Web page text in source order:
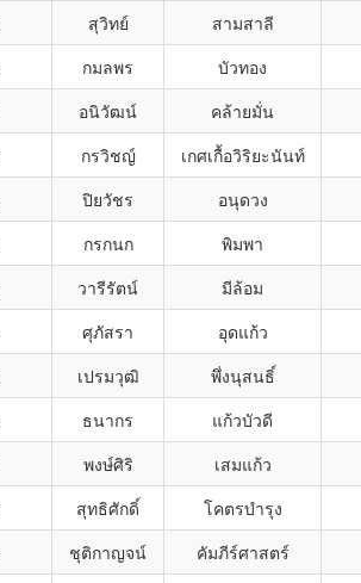
สุวิทย์ สามสาลี
กมลพร บัวทอง
อนิวัฒน์ คล้ายมั่น
กรวิชญ์ เกศเกื้อวิริยะนันท์
ปิยวัชร อนุดวง
กรกนก พิมพา
วารีรัตน์ มีล้อม
ศุภัสรา อุดแก้ว
เปรมวุฒิ พึ่งนุสนธิ์
ธนากร แก้วบัวดี
พงษ์ศิริ เสมแก้ว
สุทธิศักดิ์ โคตรบำรุง
ชุติกาญจน์ คัมภีร์ศาสตร์